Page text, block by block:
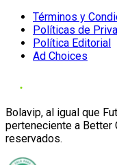
Términos y
Políticas de
Política Editorial
Ad Choices
Bolavip, al igual que
perteneciente a Better
reservados.